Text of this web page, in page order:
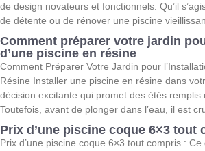
de design novateurs et fonctionnels. Qu’il
de détente ou de rénover une piscine
Comment préparer votre jardin
d’une piscine en résine
Comment Préparer Votre Jardin pour
Résine Installer une piscine en résine dans
décision excitante qui promet des étés remplis
Toutefois, avant de plonger dans l’eau, il est
Prix d’une piscine coque 6×3 tout
Prix d’une piscine coque 6×3 tout compris : Ce